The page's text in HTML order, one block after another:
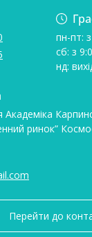
пн-пт:
сб: з
нд:
ринок”
Перейти до